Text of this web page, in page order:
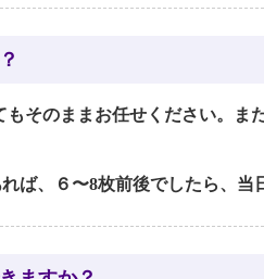
そのままお任せください。
ば、６〜8枚前後でしたら、当